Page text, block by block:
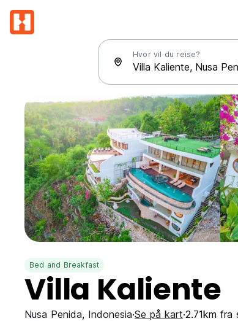
Hvor vil du reise?
Bed and Breakfast
Villa Kaliente
Nusa Penida, Indonesia Se på kart 2.71km fra